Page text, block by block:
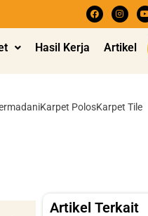
Hasil Kerja Artikel
Karpet PolosKarpet Tile
Artikel Terkait